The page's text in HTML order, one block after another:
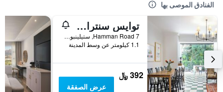
الفنادق الموصى بها
توايس سنترال جيست هاوس
7 Hamman Road, ستيلينبوش, محافظة كيب الغربية, جنوب أفريقيا
1.1 كيلومتر عن وسط المدينة
392 ﷼
عرض الصفقة